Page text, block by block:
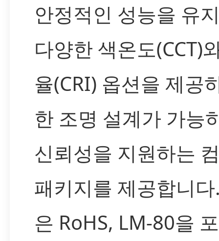
안정적인 성능을 유
다양한 색온도(CCT)
율(CRI) 옵션을 제공
한 조명 설계가 가능
신뢰성을 지원하는
패키지를 제공합니
은 RoHS, LM-80을